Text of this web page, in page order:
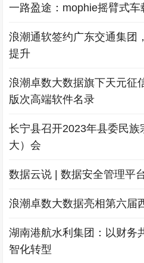
一路盈途：mophie摇臂式车
浪潮通软签约广东交通集团
提升
浪潮卓数大数据旗下天元征
版次高端软件名录
长宁县召开2023年县委民
大）会
数据云说 | 数据安全管理平
浪潮卓数大数据亮相第六届
湖南港航水利集团：以财务
智化转型